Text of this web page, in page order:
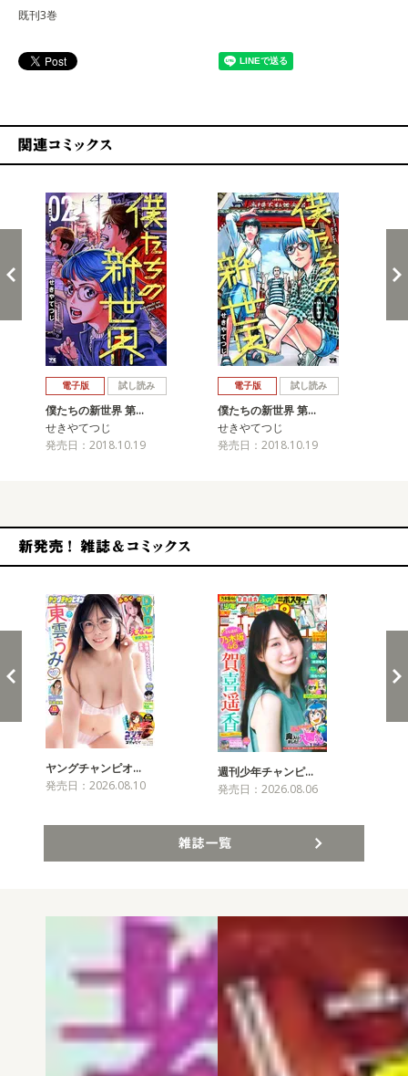
既刊3巻
電子版 試し読み
僕たちの新世界 第…
せきやてつじ
発売日：2018.10.19
電子版 試し読み
僕たちの新世界 第…
せきやてつじ
発売日：2018.10.19
ヤングチャンピオ…
発売日：2026.08.10
週刊少年チャンピ…
発売日：2026.08.06